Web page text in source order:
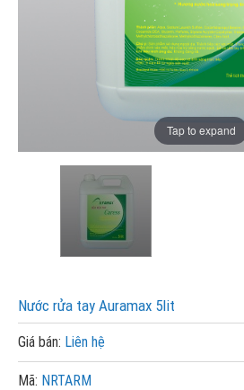
Tap to expand
Nước rửa tay Auramax 5lit
Giá bán: Liên hệ
Mã: NRTARM